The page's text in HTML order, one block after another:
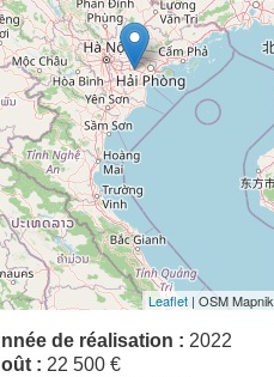
Leaflet | OSM Mapnik
de réalisation : 2022
: 22 500 €